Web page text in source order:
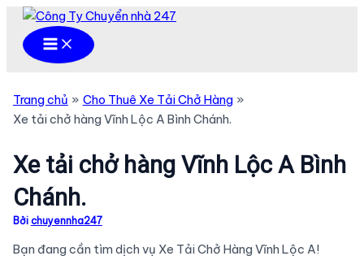
Nhảy
Main
Menu
Trang chủ
Cho Thuê Xe Tải Chở Hàng
Xe tải chở hàng Vĩnh Lộc A Bình Chánh.
Xe tải chở hàng Vĩnh Lộc A Bình
Chánh.
Bởi chuyennha247
Bạn đang cần tìm dịch vụ Xe Tải Chở Hàng Vĩnh Lộc A!